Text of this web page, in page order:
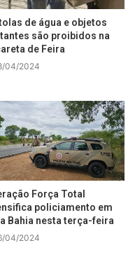
de água e objetos
são proibidos na
de Feira
04/2024
Força Total
policiamento em
Bahia nesta terça-feira
04/2024